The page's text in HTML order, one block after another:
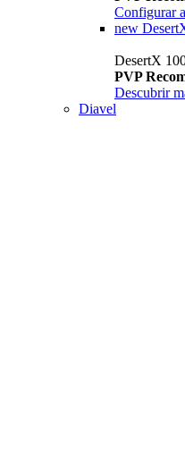
Configurar
new
DesertX
PVP
Descubrir
Diavel